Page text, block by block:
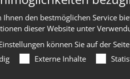
den bestmöglichen Service
dieser Website unter
können Sie auf der
Externe Inhalte